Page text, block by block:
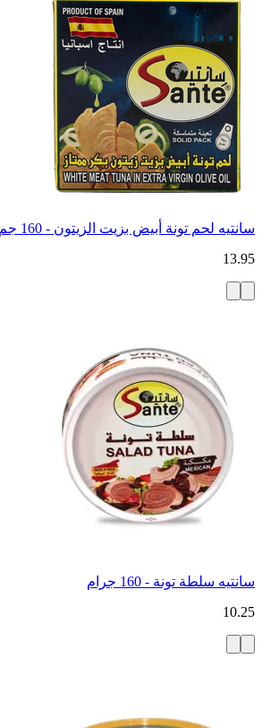
سانتيه لحم تونة أبيض بزيت الزيتون - 160 جم
13.95
سانتيه سلطة تونة - 160 جرام
10.25